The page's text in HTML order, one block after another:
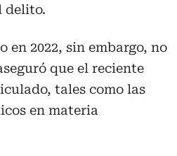
delito.
2022, sin embargo, no
que el reciente
tales como las
en materia